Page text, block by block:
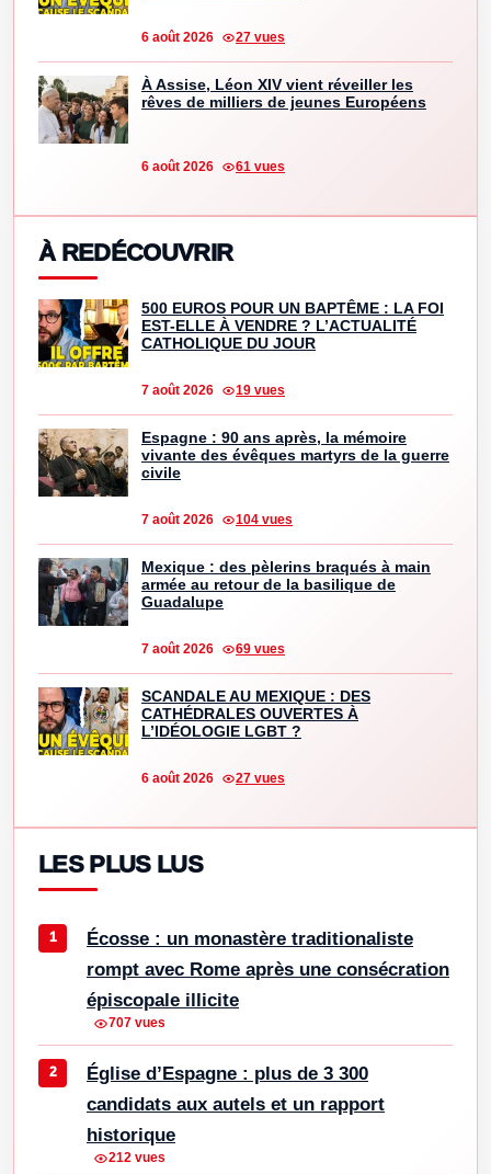
6 août 2026 27 vues
À Assise, Léon XIV vient réveiller les
rêves de milliers de jeunes Européens
6 août 2026 61 vues
À REDÉCOUVRIR
500 EUROS POUR UN BAPTÊME : LA FOI
EST-ELLE À VENDRE ? L’ACTUALITÉ
CATHOLIQUE DU JOUR
7 août 2026 19 vues
Espagne : 90 ans après, la mémoire
vivante des évêques martyrs de la guerre
civile
7 août 2026 104 vues
Mexique : des pèlerins braqués à main
armée au retour de la basilique de
Guadalupe
7 août 2026 69 vues
SCANDALE AU MEXIQUE : DES
CATHÉDRALES OUVERTES À
L’IDÉOLOGIE LGBT ?
6 août 2026 27 vues
LES PLUS LUS
Écosse : un monastère traditionaliste
rompt avec Rome après une consécration
épiscopale illicite
707 vues
Église d’Espagne : plus de 3 300
candidats aux autels et un rapport
historique
212 vues